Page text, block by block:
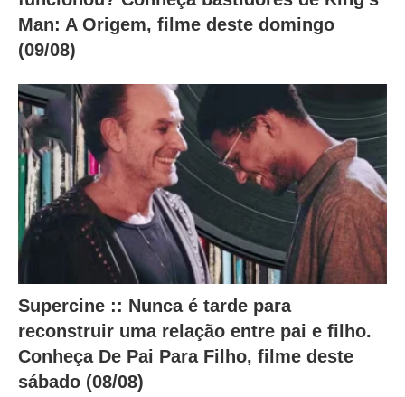
Man: A Origem, filme deste domingo
(09/08)
Supercine :: Nunca é tarde para
reconstruir uma relação entre pai e filho.
Conheça De Pai Para Filho, filme deste
sábado (08/08)